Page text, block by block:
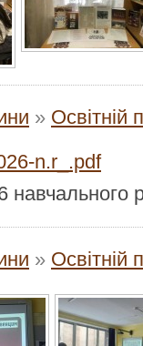
» Освітній
n.r_.pdf
навчального
» Освітній